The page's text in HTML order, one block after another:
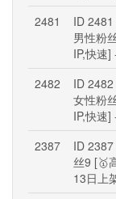
2481
ID
男性粉
IP,快速
2482
ID
女性粉
IP,快速
2387
ID
丝9 [🥇
13日上